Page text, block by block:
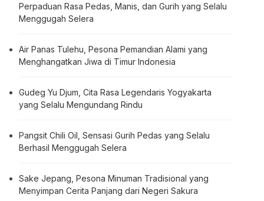
Perpaduan Rasa Pedas, Manis, dan Gurih yang Selalu
Menggugah Selera
Air Panas Tulehu, Pesona Pemandian Alami yang
Menghangatkan Jiwa di Timur Indonesia
Gudeg Yu Djum, Cita Rasa Legendaris Yogyakarta
yang Selalu Mengundang Rindu
Pangsit Chili Oil, Sensasi Gurih Pedas yang Selalu
Berhasil Menggugah Selera
Sake Jepang, Pesona Minuman Tradisional yang
Menyimpan Cerita Panjang dari Negeri Sakura